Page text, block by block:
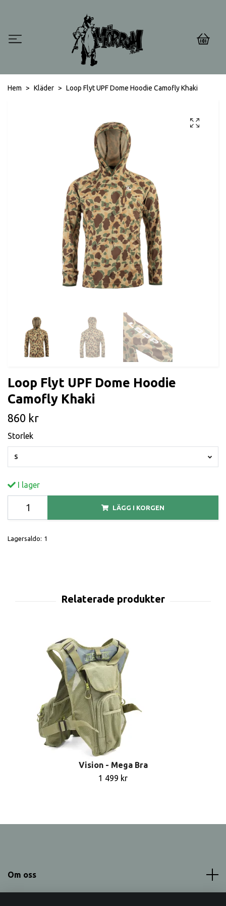
0
Hem Kläder Loop Flyt UPF Dome Hoodie Camofly Khaki
Loop Flyt UPF Dome Hoodie
Camofly Khaki
860 kr
Storlek
S
I lager
LÄGG I KORGEN
Lagersaldo: 1
Vision - Mega Bra
1 499 kr
Om oss